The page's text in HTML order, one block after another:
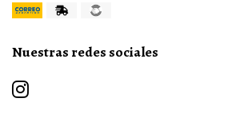
Nuestras redes sociales